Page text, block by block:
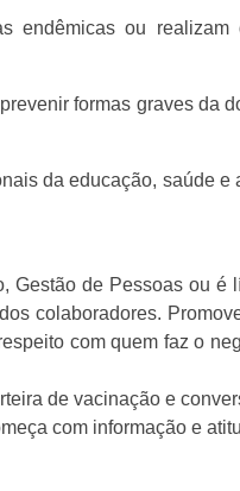
endêmicas ou realizam
formas graves da
da educação, saúde e
Gestão de Pessoas ou é
colaboradores.
com quem faz o
de vacinação e
com informação e